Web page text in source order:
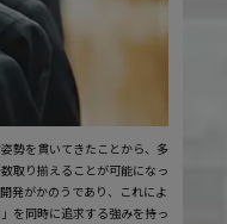
勢を貫いてきたことから、多
取り揃えることが可能になっ
発がかのうであり、これによ
を同時に追求する強みを持っ